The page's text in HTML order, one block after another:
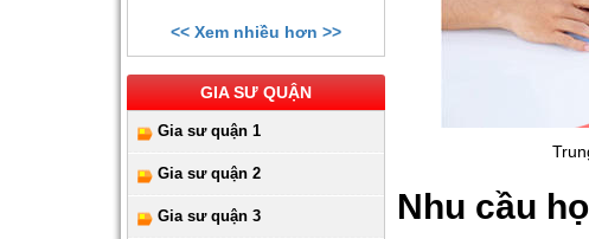
<< Xem nhiều hơn >>
GIA SƯ QUẬN
Gia sư quận 1
Gia sư quận 2
Gia sư quận 3 Nhu cầu